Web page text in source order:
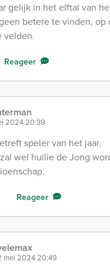
gelijk in het elftal van
betere te vinden, op
velden.
Reageer
2024 20:39
speler van het jaar.
wel huilie de Jong
Reageer
mei 2024 20:49